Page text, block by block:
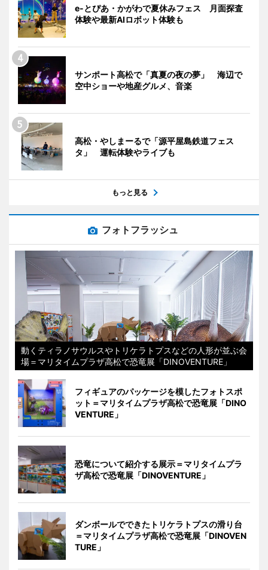
e-とぴあ・かがわで夏休みフェス 月面探査
体験や最新AIロボット体験も
サンポート高松で「真夏の夜の夢」 海辺で
空中ショーや地産グルメ、音楽
高松・やしまーるで「源平屋島鉄道フェス
タ」 運転体験やライブも
もっと見る
フォトフラッシュ
動くティラノサウルスやトリケラトプスなどの人形が並ぶ会
場＝マリタイムプラザ高松で恐竜展「DINOVENTURE」
フィギュアのパッケージを模したフォトスポ
ット＝マリタイムプラザ高松で恐竜展「DINO
VENTURE」
恐竜について紹介する展示＝マリタイムプラ
ザ高松で恐竜展「DINOVENTURE」
ダンボールでできたトリケラトプスの滑り台
＝マリタイムプラザ高松で恐竜展「DINOVEN
TURE」